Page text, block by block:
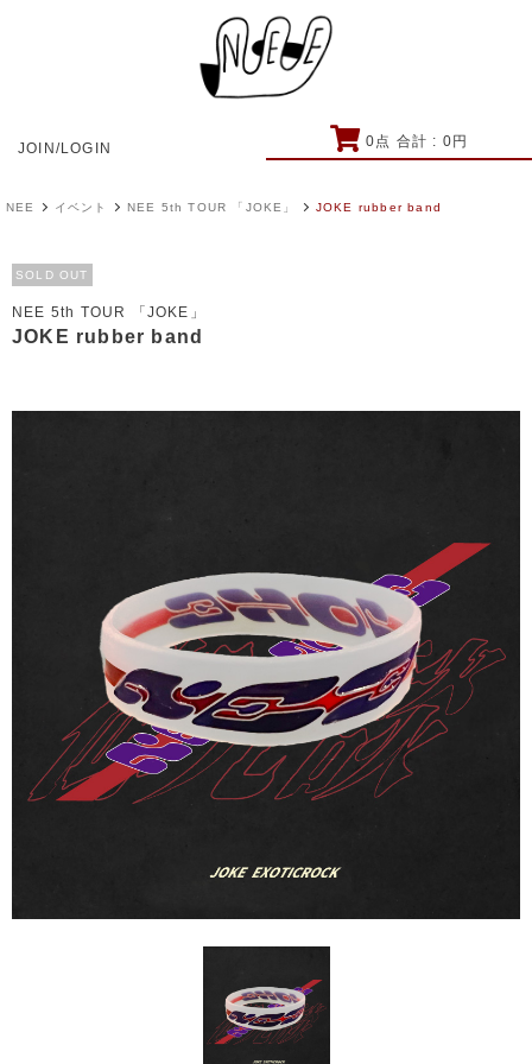
JOIN/LOGIN 0点 合計 : 0 円
NEE イベント NEE 5th TOUR 「JOKE」 JOKE rubber band
SOLD OUT
NEE 5th TOUR 「JOKE」
JOKE rubber band